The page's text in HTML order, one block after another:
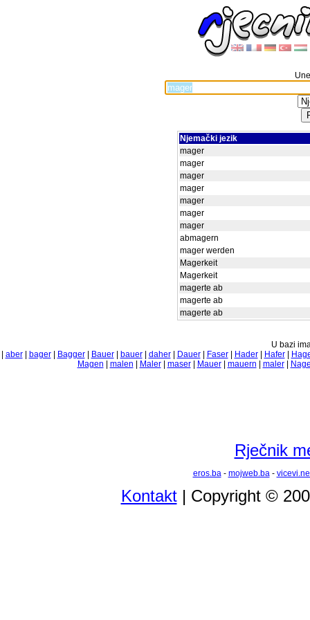
Njemački jezik
mager
mager
mager
mager
mager
mager
mager
abmagern
mager werden
Magerkeit
Magerkeit
magerte ab
magerte ab
magerte ab
U bazi
aber| bager| Bagger| Bauer| bauer| daher| Dauer| Faser| Hader| Hafer|
Magen
malen Maler| maser| Mauer| mauern maler|
Rječnik
eros.ba- mojweb.ba-
Kontakt| Copyright ©